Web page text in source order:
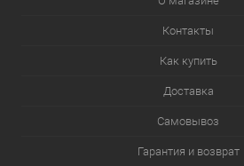
Контакты
Как купить
Доставка
Самовывоз
Гарантия и возврат